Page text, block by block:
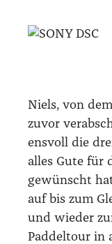
Niels, von
zuvor
ens­voll die
alles Gute für
gewünscht
auf bis zum
und wie­der
Pad­del­tour in